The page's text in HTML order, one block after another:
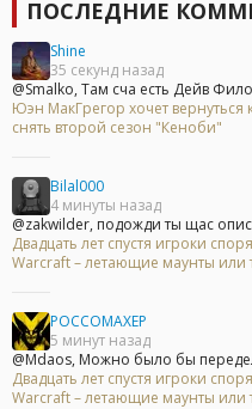
ПОСЛЕДНИЕ
Shine
35 секунд назад
@Smalko, Там сча есть Дейв
Юэн МакГрегор хочет
снять второй сезон "Кеноби"
Bilal000
4 минуты назад
@zakwilder, подожди ты щас
Двадцать лет спустя игроки
Warcraft – летающие маунты или
POCCOMAXEP
5 минут назад
@Mdaos, Можно было бы
Двадцать лет спустя игроки
Warcraft – летающие маунты или